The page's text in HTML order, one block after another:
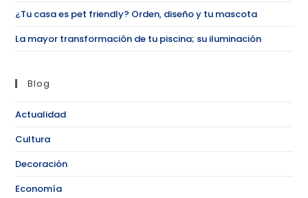
¿Tu casa es pet friendly? Orden, diseño y tu mascota
La mayor transformación de tu piscina; su iluminación
Blog
Actualidad
Cultura
Decoración
Economía